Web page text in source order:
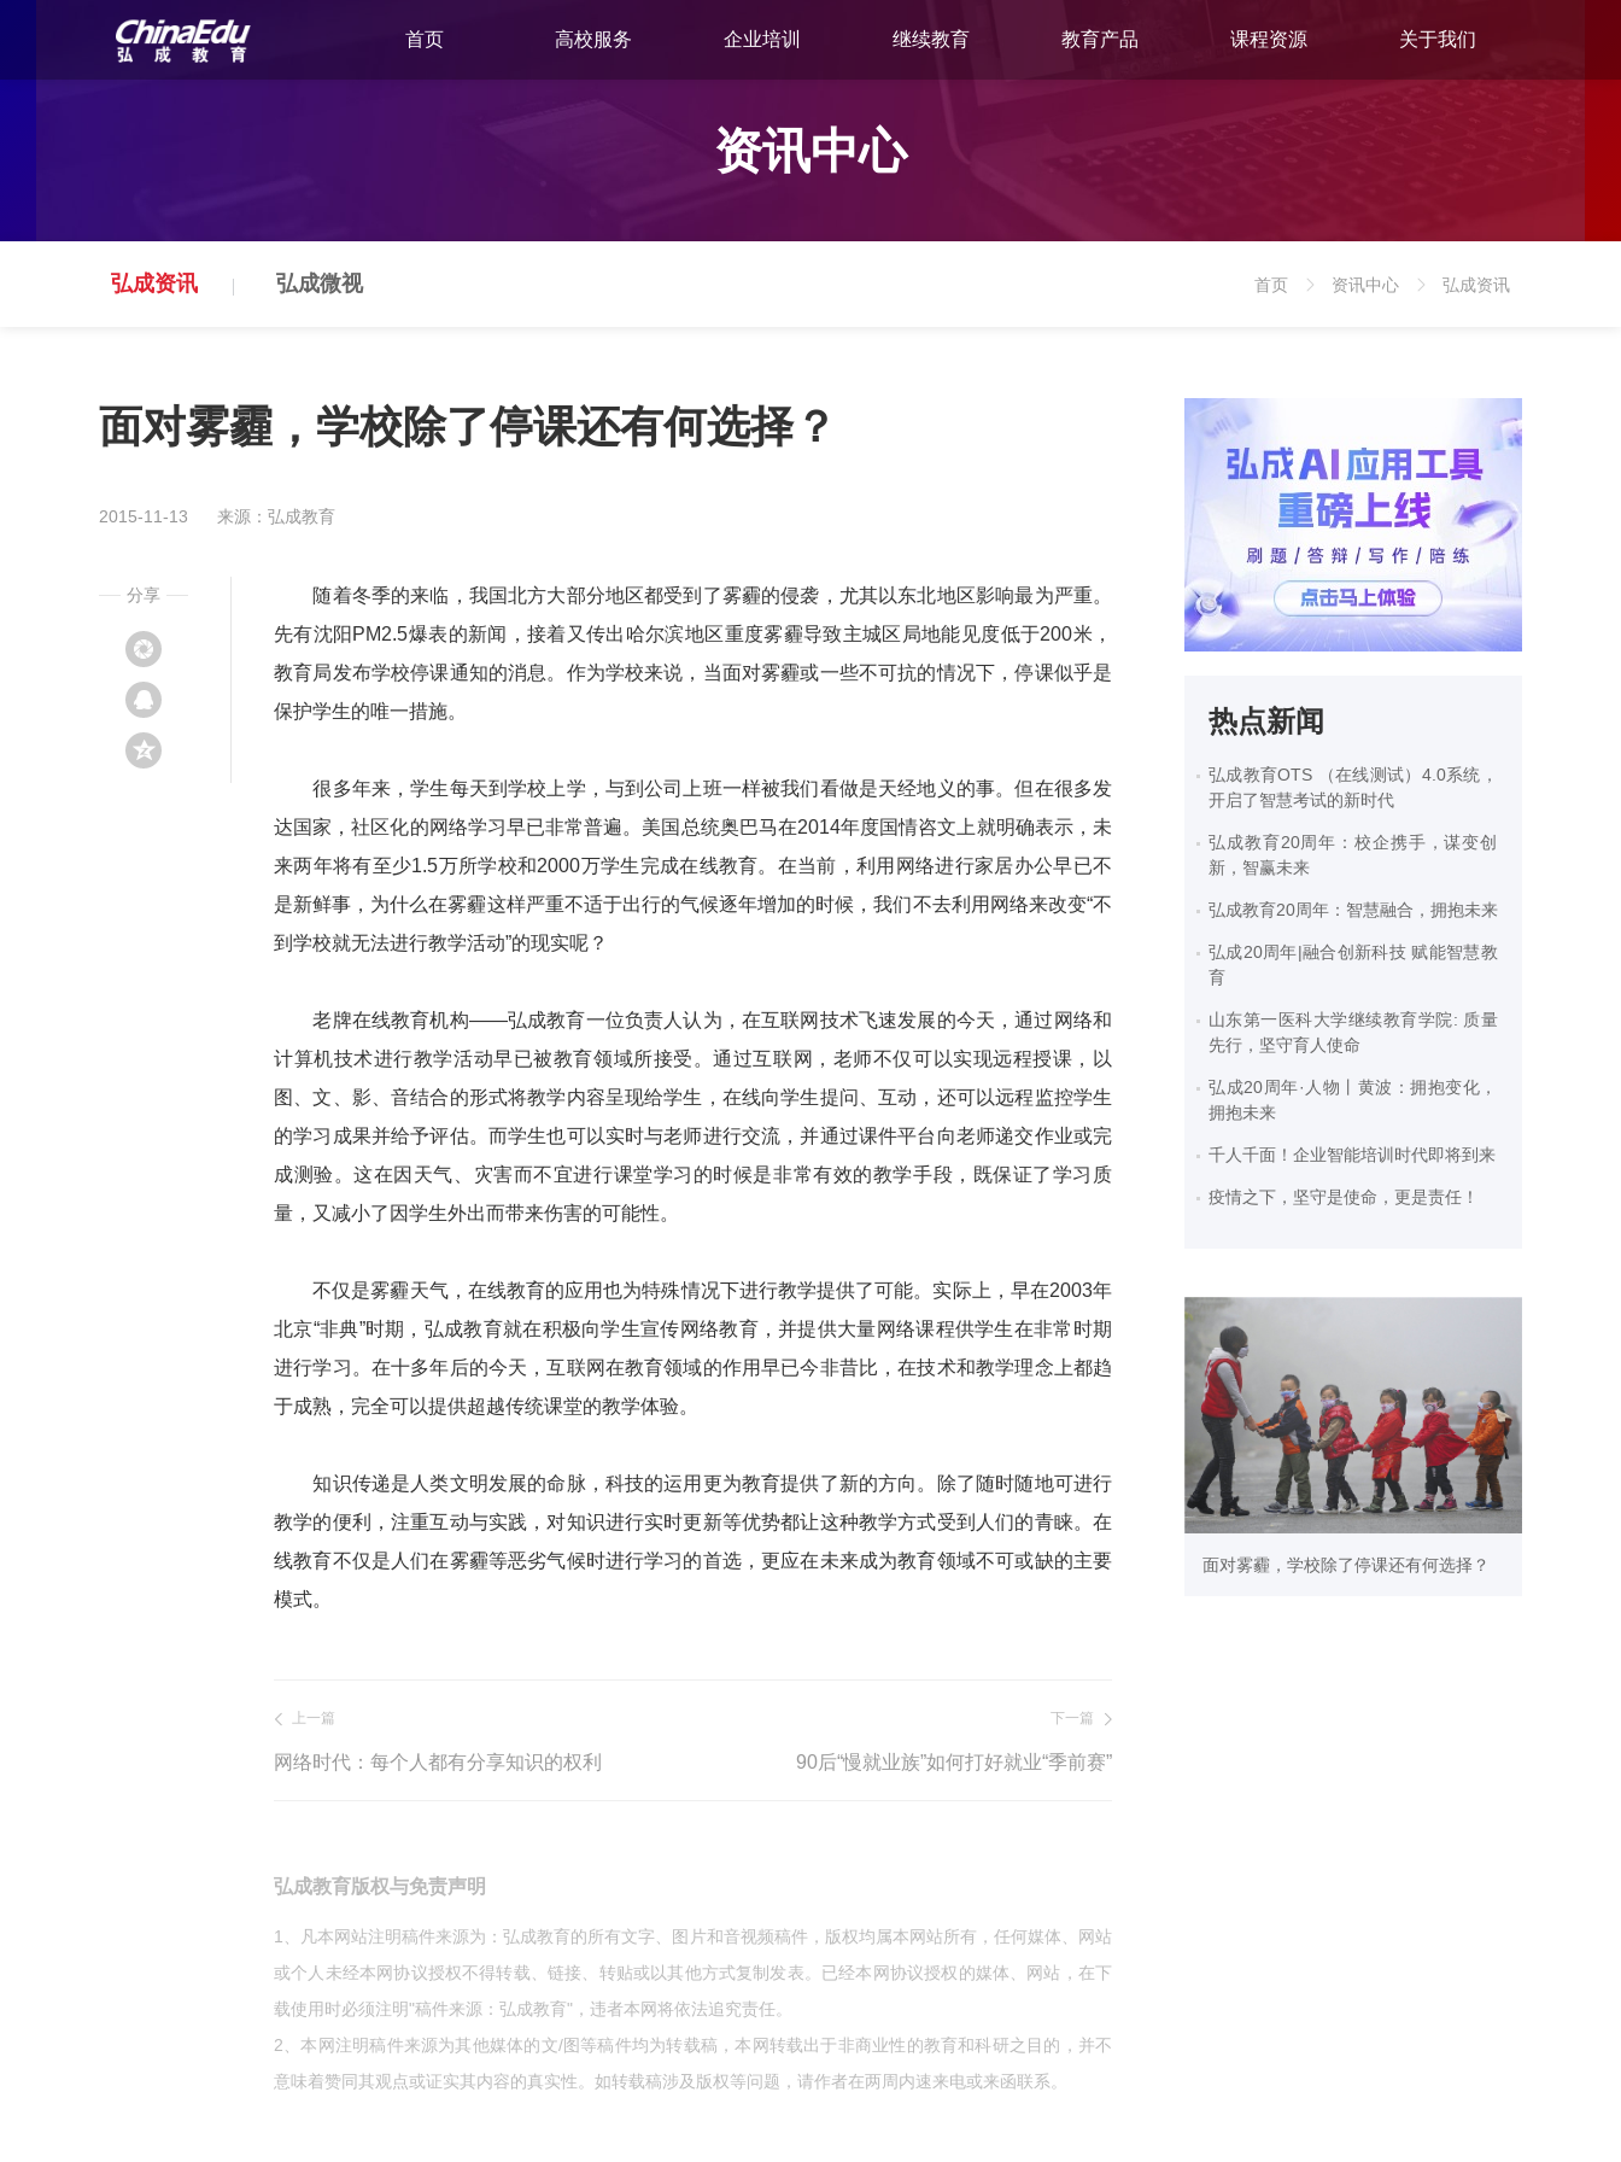
首页 高校服务 企业培训 继续教育 教育产品 课程资源 关于我们
资讯中心
弘成资讯 弘成微视
首页
资讯中心
弘成资讯
面对雾霾，学校除了停课还有何选择？
2015-11-13 来源：弘成教育
随着冬季的来临，我国北方大部分地区都受到了雾霾的侵袭，尤其以东北地区影响最为严重。
先有沈阳PM2.5爆表的新闻，接着又传出哈尔滨地区重度雾霾导致主城区局地能见度低于200米，
教育局发布学校停课通知的消息。作为学校来说，当面对雾霾或一些不可抗的情况下，停课似乎是
保护学生的唯一措施。
很多年来，学生每天到学校上学，与到公司上班一样被我们看做是天经地义的事。但在很多发
达国家，社区化的网络学习早已非常普遍。美国总统奥巴马在2014年度国情咨文上就明确表示，未
来两年将有至少1.5万所学校和2000万学生完成在线教育。在当前，利用网络进行家居办公早已不
是新鲜事，为什么在雾霾这样严重不适于出行的气候逐年增加的时候，我们不去利用网络来改变“不
到学校就无法进行教学活动”的现实呢？
老牌在线教育机构——弘成教育一位负责人认为，在互联网技术飞速发展的今天，通过网络和
计算机技术进行教学活动早已被教育领域所接受。通过互联网，老师不仅可以实现远程授课，以
图、文、影、音结合的形式将教学内容呈现给学生，在线向学生提问、互动，还可以远程监控学生
的学习成果并给予评估。而学生也可以实时与老师进行交流，并通过课件平台向老师递交作业或完
成测验。这在因天气、灾害而不宜进行课堂学习的时候是非常有效的教学手段，既保证了学习质
量，又减小了因学生外出而带来伤害的可能性。
不仅是雾霾天气，在线教育的应用也为特殊情况下进行教学提供了可能。实际上，早在2003年
北京“非典”时期，弘成教育就在积极向学生宣传网络教育，并提供大量网络课程供学生在非常时期
进行学习。在十多年后的今天，互联网在教育领域的作用早已今非昔比，在技术和教学理念上都趋
于成熟，完全可以提供超越传统课堂的教学体验。
知识传递是人类文明发展的命脉，科技的运用更为教育提供了新的方向。除了随时随地可进行
教学的便利，注重互动与实践，对知识进行实时更新等优势都让这种教学方式受到人们的青睐。在
线教育不仅是人们在雾霾等恶劣气候时进行学习的首选，更应在未来成为教育领域不可或缺的主要
模式。
上一篇
网络时代：每个人都有分享知识的权利
下一篇
90后“慢就业族”如何打好就业“季前赛”
弘成教育版权与免责声明
1、凡本网站注明稿件来源为：弘成教育的所有文字、图片和音视频稿件，版权均属本网站所有，任何媒体、网站
或个人未经本网协议授权不得转载、链接、转贴或以其他方式复制发表。已经本网协议授权的媒体、网站，在下
载使用时必须注明"稿件来源：弘成教育"，违者本网将依法追究责任。
2、本网注明稿件来源为其他媒体的文/图等稿件均为转载稿，本网转载出于非商业性的教育和科研之目的，并不
意味着赞同其观点或证实其内容的真实性。如转载稿涉及版权等问题，请作者在两周内速来电或来函联系。
分享
热点新闻
弘成教育OTS （在线测试）4.0系统，
开启了智慧考试的新时代
弘成教育20周年：校企携手，谋变创
新，智赢未来
弘成教育20周年：智慧融合，拥抱未来
弘成20周年|融合创新科技 赋能智慧教
育
山东第一医科大学继续教育学院: 质量
先行，坚守育人使命
弘成20周年·人物丨黄波：拥抱变化，
拥抱未来
千人千面！企业智能培训时代即将到来
疫情之下，坚守是使命，更是责任！
面对雾霾，学校除了停课还有何选择？